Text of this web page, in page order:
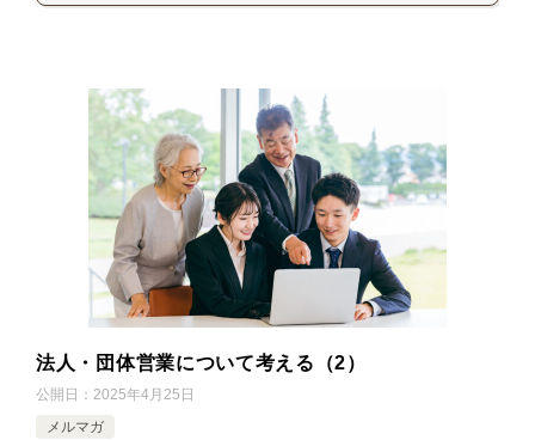
法人・団体営業について考える（2）
公開日： 2025年4月25日
メルマガ